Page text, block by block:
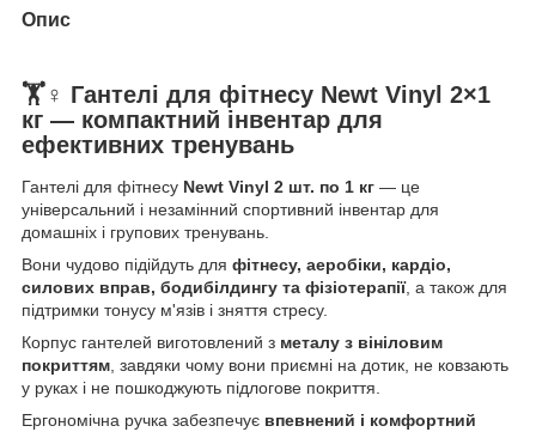
Опис
🏋️♀️ Гантелі для фітнесу Newt Vinyl 2×1
кг — компактний інвентар для
ефективних тренувань
Гантелі для фітнесу Newt Vinyl 2 шт. по 1 кг — це
універсальний і незамінний спортивний інвентар для
домашніх і групових тренувань.
Вони чудово підійдуть для фітнесу, аеробіки, кардіо,
силових вправ, бодибілдингу та фізіотерапії, а також для
підтримки тонусу м'язів і зняття стресу.
Корпус гантелей виготовлений з металу з вініловим
покриттям, завдяки чому вони приємні на дотик, не ковзають
у руках і не пошкоджують підлогове покриття.
Ергономічна ручка забезпечує впевнений і комфортний